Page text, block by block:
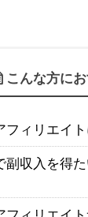
こんな方に
ィリエイ
副収入を得